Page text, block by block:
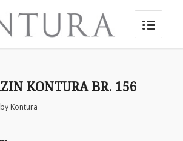
KONTURA BR. 156
by Kontura